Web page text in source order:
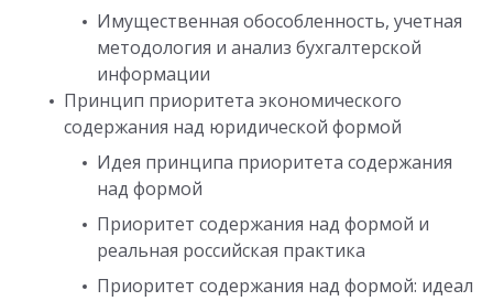
Имущественная обособленность, учетная
методология и анализ бухгалтерской
информации
Принцип приоритета экономического
содержания над юридической формой
Идея принципа приоритета содержания
над формой
Приоритет содержания над формой и
реальная российская практика
Приоритет содержания над формой: идеал